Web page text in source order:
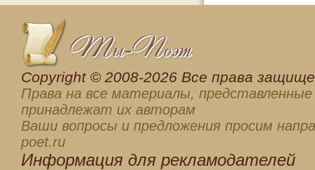
Сopyright © 2008-2026 Все права
Права на все материалы, представленные
принадлежат их авторам
Ваши вопросы и предложения просим
poet.ru
Информация для рекламодателей